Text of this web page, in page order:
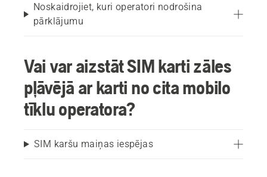
Noskaidrojiet, kuri operatori nodrošina
pārklājumu
Vai var aizstāt SIM karti zāles
pļāvējā ar karti no cita mobilo
tīklu operatora?
SIM karšu maiņas iespējas